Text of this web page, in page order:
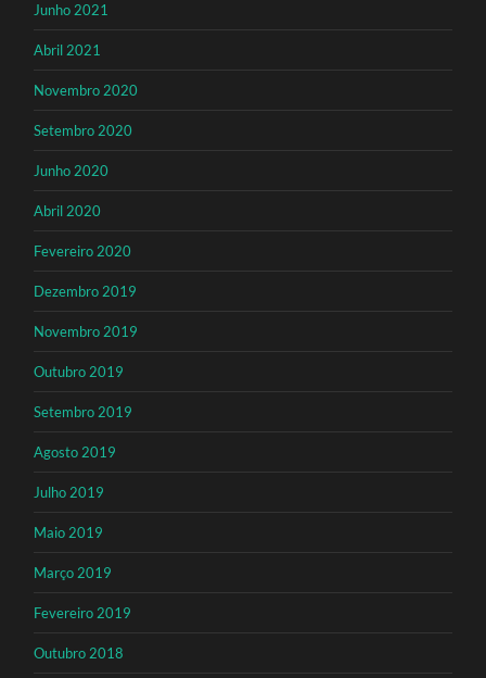
Junho 2021
Abril 2021
Novembro 2020
Setembro 2020
Junho 2020
Abril 2020
Fevereiro 2020
Dezembro 2019
Novembro 2019
Outubro 2019
Setembro 2019
Agosto 2019
Julho 2019
Maio 2019
Março 2019
Fevereiro 2019
Outubro 2018